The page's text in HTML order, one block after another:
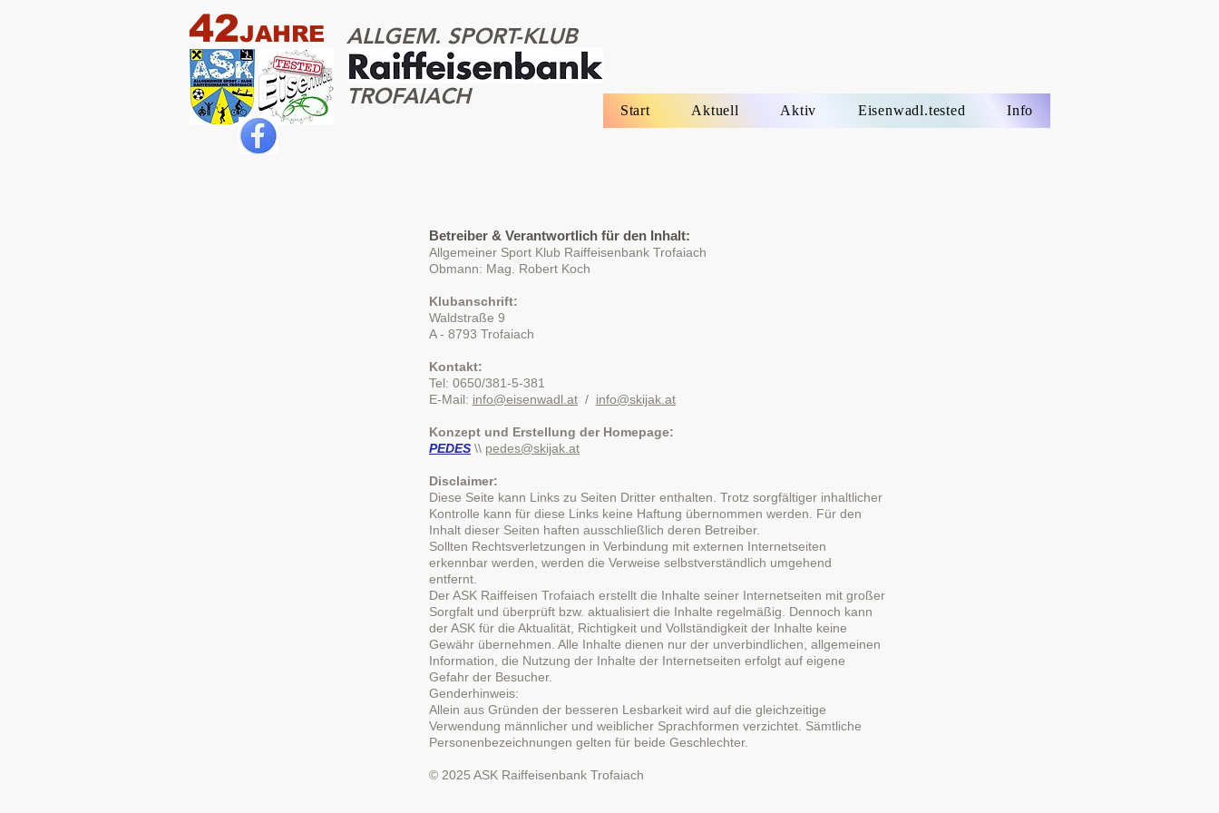
42JAHRE ALLGEM. SPORT-KLUB
TROFAIACH
Start Aktuell Aktiv Eisenwadl.tested Info
Betreiber & Verantwortlich für den Inhalt:
Allgemeiner Sport Klub Raiffeisenbank Trofaiach
Obmann: Mag. Robert Koch
Klubanschrift:
Waldstraße 9
A - 8793 Trofaiach
Kontakt:
Tel: 0650/381-5-381
E-Mail: info@eisenwadl.at / info@skijak.at
Konzept und Erstellung der Homepage:
PEDES \\ pedes@skijak.at
Disclaimer:
Diese Seite kann Links zu Seiten Dritter enthalten. Trotz sorgfältiger inhaltlicher
Kontrolle kann für diese Links keine Haftung übernommen werden. Für den
Inhalt dieser Seiten haften ausschließlich deren Betreiber.
Sollten Rechtsverletzungen in Verbindung mit externen Internetseiten
erkennbar werden, werden die Verweise selbstverständlich umgehend
entfernt.
Der ASK Raiffeisen Trofaiach erstellt die Inhalte seiner Internetseiten mit großer
Sorgfalt und überprüft bzw. aktualisiert die Inhalte regelmäßig. Dennoch kann
der ASK für die Aktualität, Richtigkeit und Vollständigkeit der Inhalte keine
Gewähr übernehmen. Alle Inhalte dienen nur der unverbindlichen, allgemeinen
Information, die Nutzung der Inhalte der Internetseiten erfolgt auf eigene
Gefahr der Besucher.
Genderhinweis:
Allein aus Gründen der besseren Lesbarkeit wird auf die gleichzeitige
Verwendung männlicher und weiblicher Sprachformen verzichtet. Sämtliche
Personenbezeichnungen gelten für beide Geschlechter.
© 2025 ASK Raiffeisenbank Trofaiach